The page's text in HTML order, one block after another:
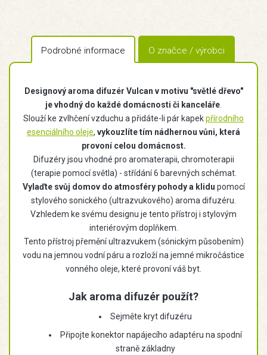
Podrobné informace O značce / výrobci
Designový aroma difuzér Vulcan v motivu "světlé dřevo"
je vhodný do každé domácnosti či kanceláře
Slouží ke zvlhčení vzduchu a přidáte-li pár kapekpřírodního
esenciálního oleje, vykouzlíte tím nádhernou vůni, která
provoní celou domácnost.
Difuzéry jsou vhodné pro aromaterapii, chromoterapii
(terapie pomocí světla) - střídání 6 barevných schémat.
Vylaďte svůj domov do atmosféry pohody a klidu pomocí
stylového sonického (ultrazvukového) aroma difuzéru.
Vzhledem ke svému designu je tento přístroj i stylovým
interiérovým doplňkem.
Tento přístroj přemění ultrazvukem (sónickým působením)
vodu na jemnou vodní páru a rozloží na jemné mikročástice
vonného oleje, které provoní váš byt.
Jak aroma difuzér použít?
Sejměte kryt difuzéru
Připojte konektor napájecího adaptéru na spodní
straně základny